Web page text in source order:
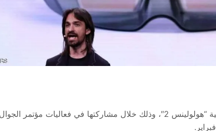
عرضت شركة “مايكروسوفت” نظارتها الذكية “هولولينس 2″، وذلك خلال مشاركتها في فعاليات مؤتمر الجوال